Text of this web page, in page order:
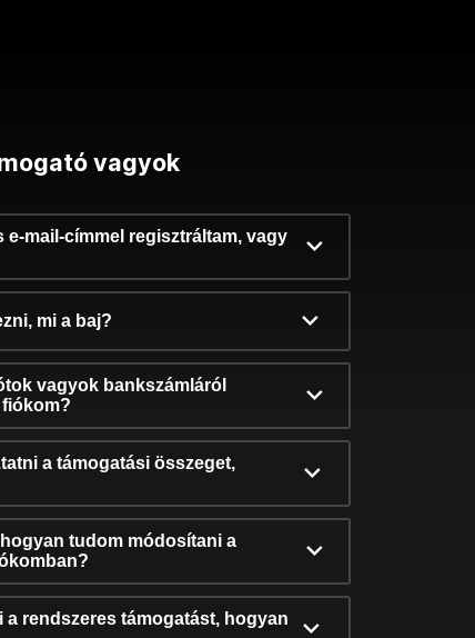
vagyok
e-mail-címmel regisztráltam, vagy
mi a baj?
vagyok bankszámláról
a támogatási összeget,
tudom módosítani a
a rendszeres támogatást, hogyan